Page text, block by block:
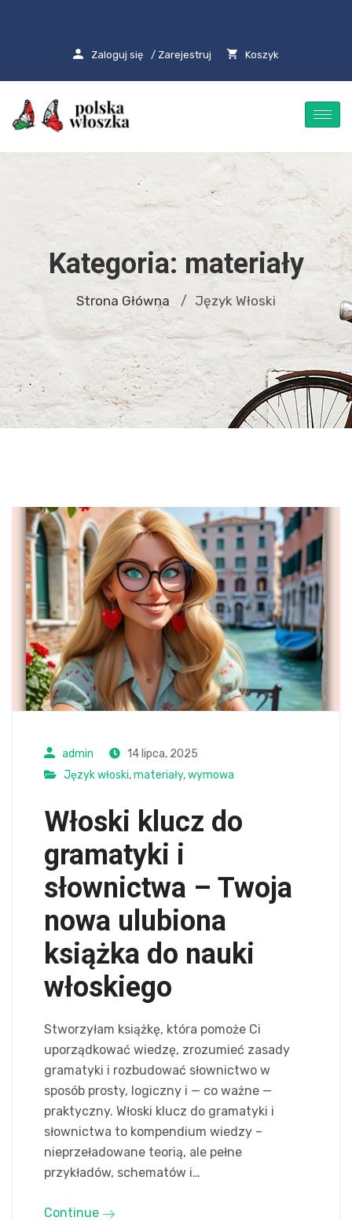
Zaloguj się / Zarejestruj Koszyk
Kategoria: materiały
Strona Główna / Język Włoski
admin
14 lipca, 2025
Język włoski,materiały,wymowa
Włoski klucz do
gramatyki i
słownictwa – Twoja
nowa ulubiona
książka do nauki
włoskiego
Stworzyłam książkę, która pomoże Ci
uporządkować wiedzę, zrozumieć zasady
gramatyki i rozbudować słownictwo w
sposób prosty, logiczny i — co ważne —
praktyczny. Włoski klucz do gramatyki i
słownictwa to kompendium wiedzy –
nieprzeładowane teorią, ale pełne
przykładów, schematów i…
Continue